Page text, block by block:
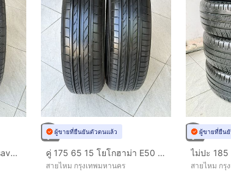
คู่ 175 65 15 ดันลอป Enasave ไม่ปะ
ผู้ขายที่ยืนยันตัวตนแล้ว
คู่ 175 65 15 โยโกฮาม่า E50 ไม่ปะ
สายไหม กรุงเทพมหานคร
ผู้ขายที่ยืน
สายไหม กรุ